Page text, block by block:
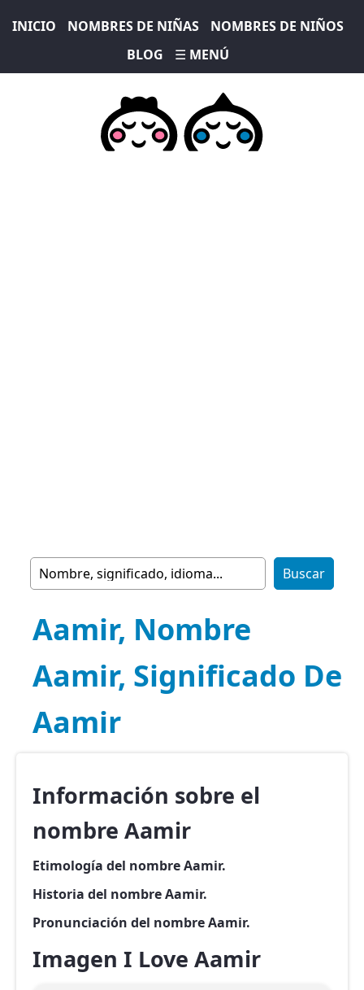
INICIO NOMBRES DE NIÑAS
NOMBRES DE NIÑOS
BLOG
☰ MENÚ
Aamir, Nombre
Aamir, Significado De
Aamir
Información sobre el
nombre Aamir
Etimología del nombre Aamir.
Historia del nombre Aamir.
Pronunciación del nombre Aamir.
Imagen I Love Aamir